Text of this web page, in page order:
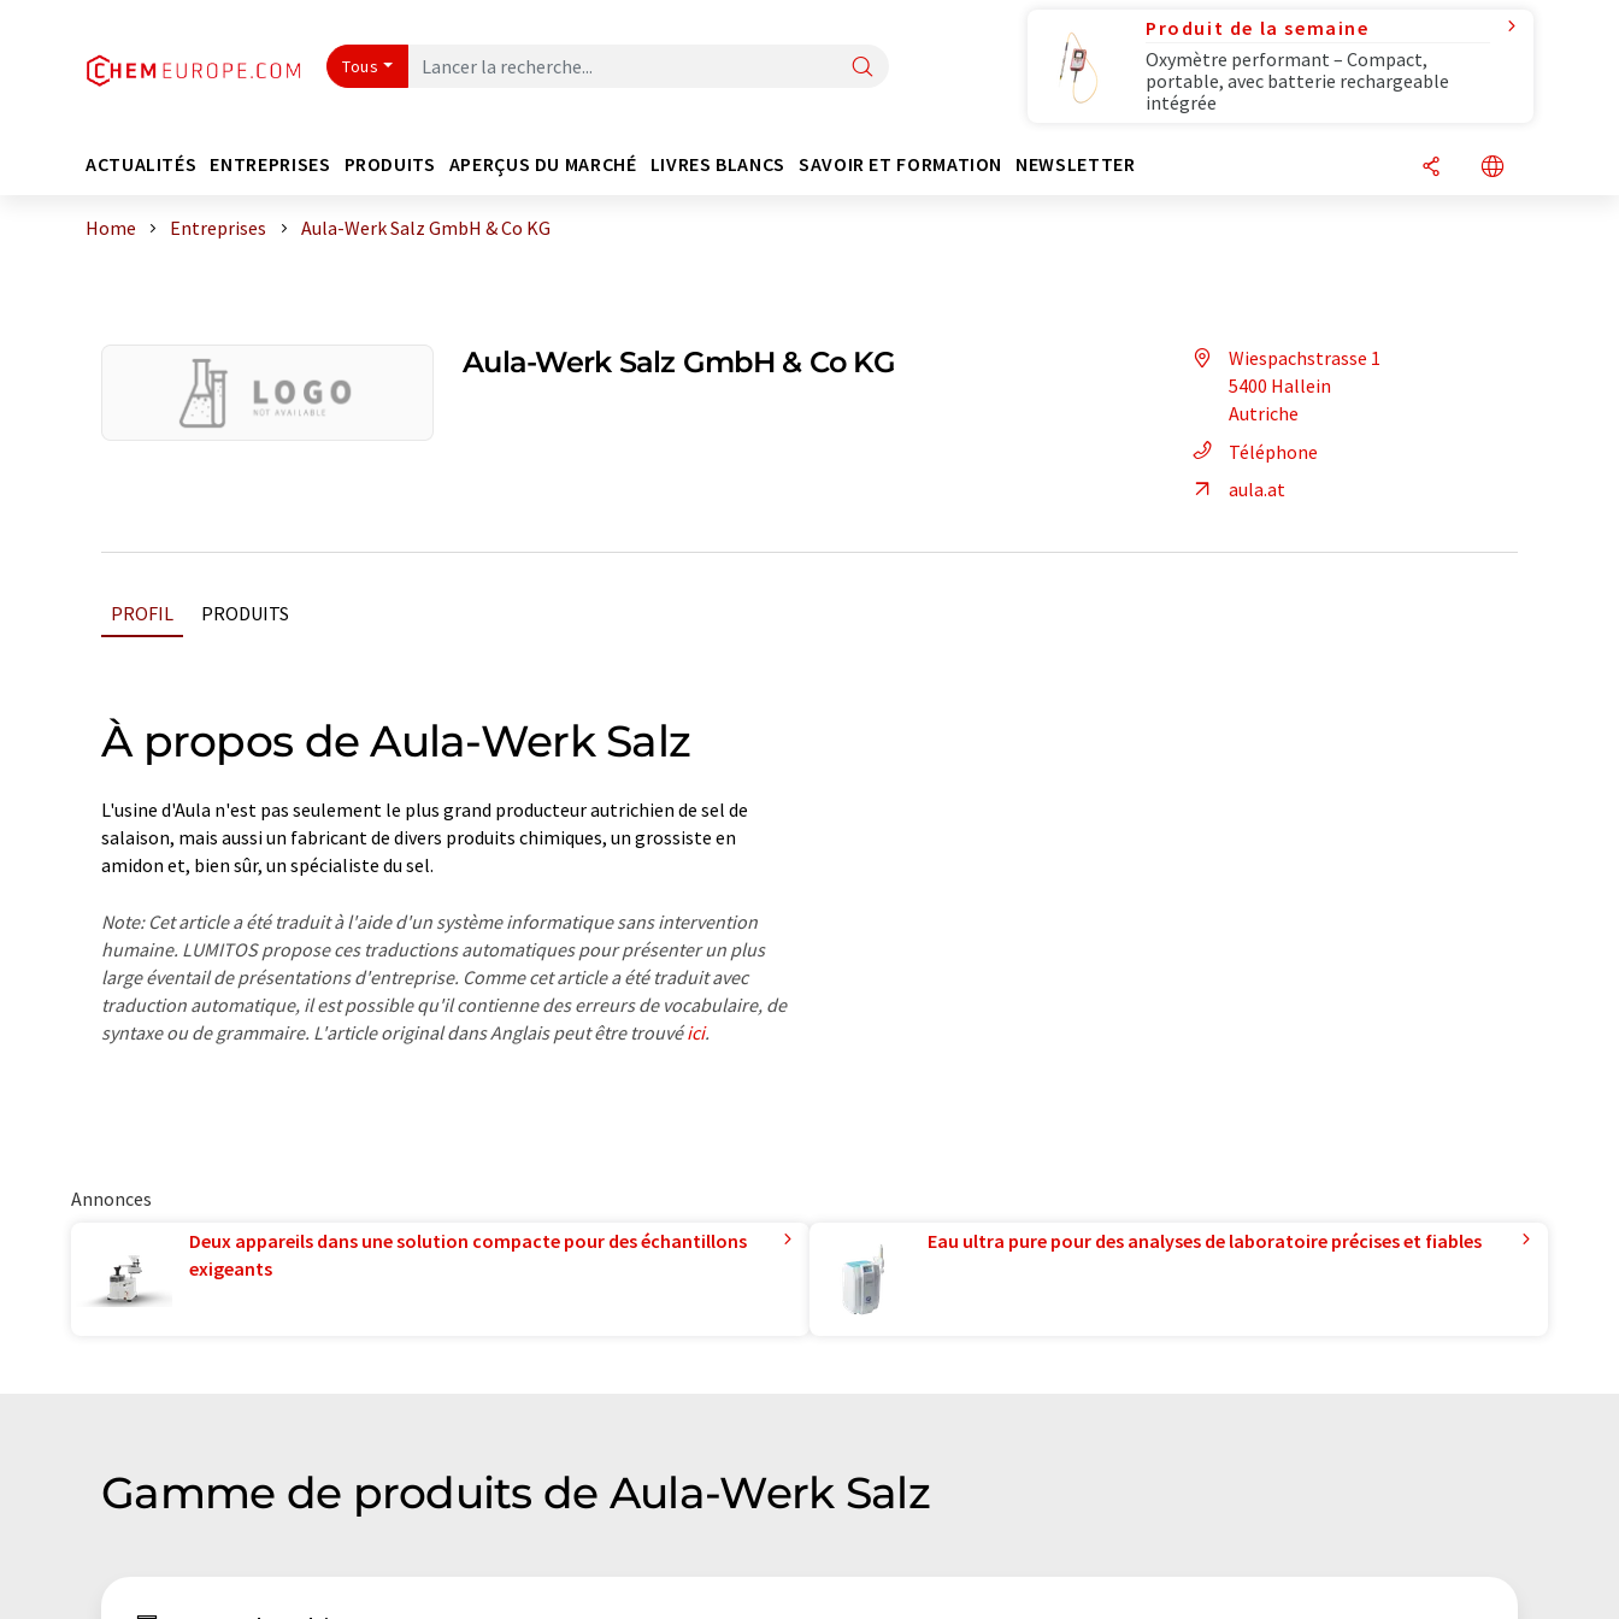
Tous
Produit de la semaine
Oxymètre performant – Compact,
portable, avec batterie rechargeable
intégrée
ACTUALITÉS ENTREPRISES PRODUITS APERÇUS DU MARCHÉ LIVRES BLANCS SAVOIR ET FORMATION NEWSLETTER
Home Entreprises Aula-Werk Salz GmbH & Co KG
Aula-Werk Salz GmbH & Co KG
Wiespachstrasse 1
5400 Hallein
Autriche
Téléphone
aula.at
PROFIL PRODUITS
À propos de Aula-Werk Salz
L'usine d'Aula n'est pas seulement le plus grand producteur autrichien de sel de
salaison, mais aussi un fabricant de divers produits chimiques, un grossiste en
amidon et, bien sûr, un spécialiste du sel.
Note: Cet article a été traduit à l'aide d'un système informatique sans intervention
humaine. LUMITOS propose ces traductions automatiques pour présenter un plus
large éventail de présentations d'entreprise. Comme cet article a été traduit avec
traduction automatique, il est possible qu'il contienne des erreurs de vocabulaire, de
syntaxe ou de grammaire. L'article original dans Anglais peut être trouvéici.
Annonces
Deux appareils dans une solution compacte pour des échantillons
exigeants
Eau ultra pure pour des analyses de laboratoire précises et fiables
Gamme de produits de Aula-Werk Salz